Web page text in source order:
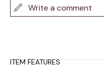
Write a comment
ITEM FEATURES